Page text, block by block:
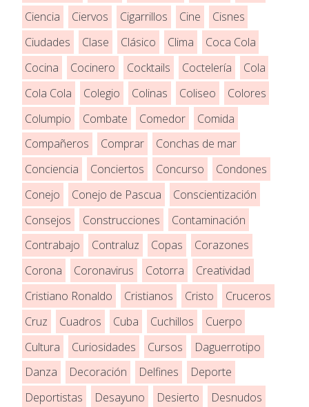
Ciencia
Ciervos Cigarrillos Cine
Cisnes
Ciudades
Clase Clásico Clima
Coca Cola
Cocina
Cocinero Cocktails Coctelería
Cola
Cola Cola
Colegio Colinas Coliseo
Colores
Columpio
Combate Comedor
Comida
Compañeros
Comprar
Conchas de mar
Conciencia
Conciertos Concurso
Condones
Conejo
Conejo de Pascua
Conscientización
Consejos
Construcciones
Contaminación
Contrabajo
Contraluz Copas
Corazones
Corona
Coronavirus Cotorra
Creatividad
Cristiano Ronaldo
Cristianos Cristo
Cruceros
Cruz
Cuadros Cuba Cuchillos
Cuerpo
Cultura
Curiosidades Cursos
Daguerrotipo
Danza
Decoración Delfines
Deporte
Deportistas
Desayuno Desierto
Desnudos